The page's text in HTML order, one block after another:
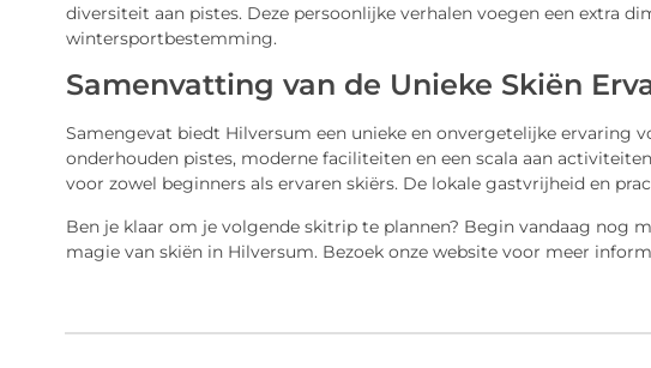
diversiteit aan pistes. Deze persoonlijke verhalen voegen een extra
wintersportbestemming.
Samenvatting van de Unieke Skiën
Samengevat biedt Hilversum een unieke en onvergetelijke ervaring
onderhouden pistes, moderne faciliteiten en een scala aan
voor zowel beginners als ervaren skiërs. De lokale gastvrijheid en
Ben je klaar om je volgende skitrip te plannen? Begin vandaag nog
magie van skiën in Hilversum. Bezoek onze website voor meer